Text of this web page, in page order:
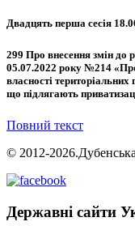
Двадцять перша сесія
299 Про внесення змін до
05.07.2022 року №214 «Про
власності
що підлягають
Повний текст
© 2012-
Державні сайти